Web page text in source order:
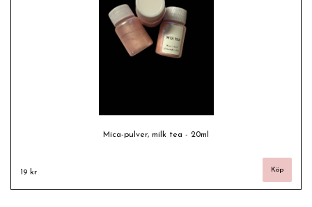
Mica-pulver, milk tea - 20ml
19 kr